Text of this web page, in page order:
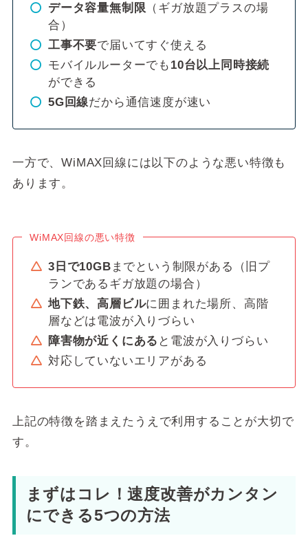
データ容量無制限 （ギガ放題プラスの場
合）
工事不要で届いてすぐ使える
モバイルルーターでも 10台以上同時接続
ができる
5G回線だから通信速度が速い
一方で、WiMAX回線には以下のような悪い特徴も
あります。
WiMAX回線の悪い特徴
3日で10GB までという制限がある（旧プ
ランであるギガ放題の場合）
地下鉄、高層ビルに囲まれた場所、高階
層などは電波が入りづらい
障害物が近くにある と電波が入りづらい
対応していないエリアがある
上記の特徴を踏まえたうえで利用することが大切で
す。
まずはコレ！速度改善がカンタン
にできる5つの方法